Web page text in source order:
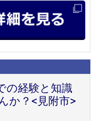
の経験と知識
か？<見附市>